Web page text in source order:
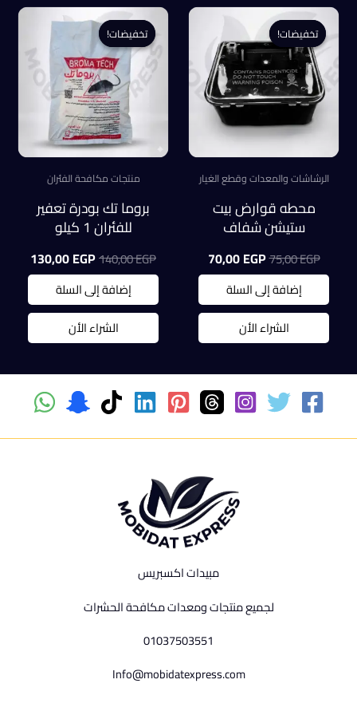
تخفيضات!
تخفيضات!
الرشاشات والمعدات وقطع الغيار
محطه قوارض بيت
ستيشن شفاف
75,00EGP السعر
الأصلي
هو:
75,00 EGP.
70,00EGP
الحالي
70,00 EGP.
إضافة إلى السلة
الشراء الأن
تخفيضات!
تخفيضات!
منتجات مكافحة الفئران
بروما تك بودرة تعفير
للفئران 1 كيلو
140,00EGP السعر
الأصلي
هو:
140,00 EGP.
130,00EGP
EGP.
إضافة إلى السلة
الشراء الأن
مبيدات اكسبريس
لجميع منتجات ومعدات مكافحة الحشرات
01037503551
Info@mobidatexpress.com